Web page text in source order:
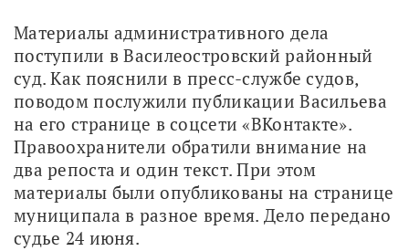
Материалы административного дела
поступили в Василеостровский районный
суд. Как пояснили в пресс-службе судов,
поводом послужили публикации Васильева
на его странице в соцсети «ВКонтакте».
Правоохранители обратили внимание на
два репоста и один текст. При этом
материалы были опубликованы на странице
муниципала в разное время. Дело передано
судье 24 июня.